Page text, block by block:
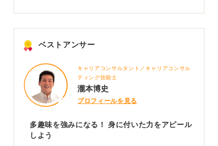
「いろいろ、たくさん、幅広く」といった言葉では、印
ベストアンサー
キャリアコンサルタント／キャリアコンサル
ティング技能士
瀧本博史
プロフィールを見る
多趣味を強みになる！ 身に付いた力をアピール
しよう